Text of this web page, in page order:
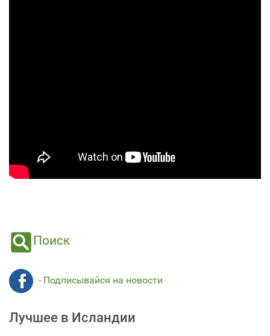
Поиск
- Подписывайся на новости
Лучшее в Исландии